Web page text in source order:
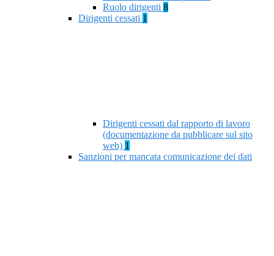
Ruolo dirigenti 8
Dirigenti cessati 1
Dirigenti cessati dal rapporto di lavoro
(documentazione da pubblicare sul sito
web) 1
Sanzioni per mancata comunicazione dei dati